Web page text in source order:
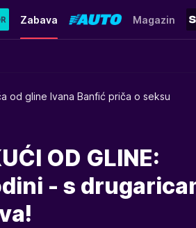
Zabava Magazin
od gline Ivana Banfić priča o seksu
OD GLINE:
- s